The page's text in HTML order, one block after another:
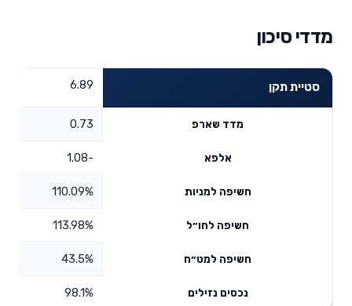
מדדי סיכון
סטיית תקן 6.89
מדד שארפ 0.73
אלפא -1.08
חשיפה למניות 110.09%
חשיפה לחו״ל 113.98%
חשיפה למט״ח 43.5%
נכסים נזילים 98.1%